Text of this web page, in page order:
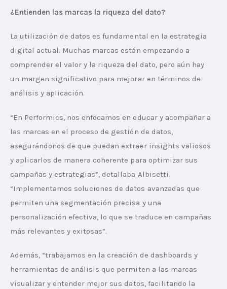
¿Entienden las marcas la riqueza del dato?
La utilización de datos es fundamental en la estrategia
digital actual. Muchas marcas están empezando a
comprender el valor y la riqueza del dato, pero aún hay
un margen significativo para mejorar en términos de
análisis y aplicación.
“En Performics, nos enfocamos en educar y acompañar a
las marcas en el proceso de gestión de datos,
asegurándonos de que puedan extraer insights valiosos
y aplicarlos de manera coherente para optimizar sus
campañas y estrategias”, detallaba Albisetti.
“Implementamos soluciones de datos avanzadas que
permiten una segmentación precisa y una
personalización efectiva, lo que se traduce en campañas
más relevantes y exitosas”.
Además, “trabajamos en la creación de dashboards y
herramientas de análisis que permiten a las marcas
visualizar y entender mejor sus datos, facilitando la